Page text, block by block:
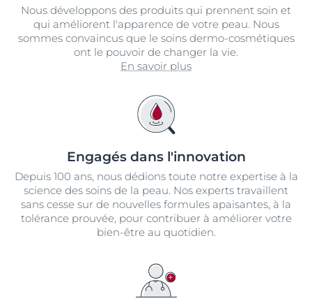
Nous développons des produits qui prennent soin et
qui améliorent l'apparence de votre peau. Nous
sommes convaincus que le soins dermo-cosmétiques
ont le pouvoir de changer la vie.
En savoir plus
Engagés dans l'innovation
Depuis 100 ans, nous dédions toute notre expertise à la
science des soins de la peau. Nos experts travaillent
sans cesse sur de nouvelles formules apaisantes, à la
tolérance prouvée, pour contribuer à améliorer votre
bien-être au quotidien.